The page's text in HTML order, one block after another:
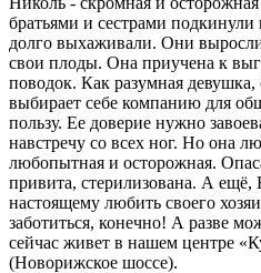
братьями и сестрами
долго выхаживали. Они
свои плоды. Она приучена к
поводок. Как разумная девушка,
выбирает себе компанию для
пользу. Ее доверие нужно
навстречу со всех ног. Но она
любопытная и осторожная.
привита, стерилизована. А ещё,
настоящему любить своего
заботиться, конечно! А разве
сейчас живет в нашем центре
(Новорижское шоссе).